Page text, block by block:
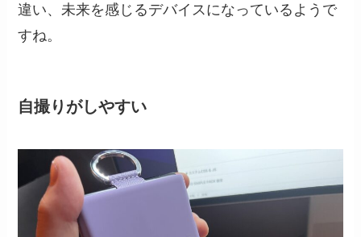
違い、未来を感じるデバイスになっているようで
すね。
自撮りがしやすい